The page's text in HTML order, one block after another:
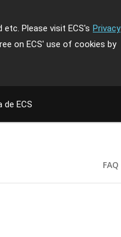
Please visit ECS's Privacy
on ECS' use of cookies by
de ECS
FAQ